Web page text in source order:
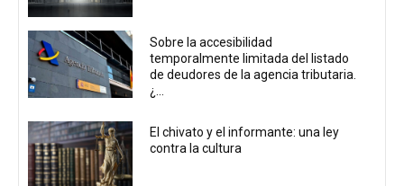
Sobre la accesibilidad
temporalmente limitada del listado
de deudores de la agencia tributaria.
¿...
El chivato y el informante: una ley
contra la cultura